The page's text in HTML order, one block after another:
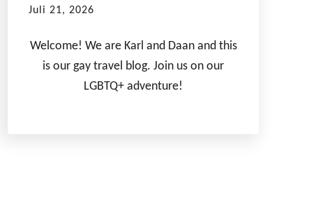
Juli 21, 2026
Welcome! We are Karl and Daan and this
is our gay travel blog. Join us on our
LGBTQ+ adventure!